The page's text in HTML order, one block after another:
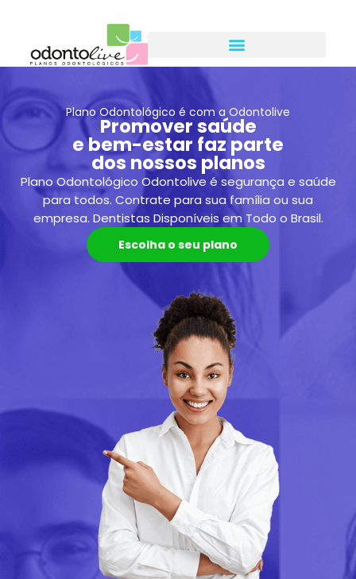
Plano Odontológico é com a Odontolive
Promover saúde
e bem-estar faz parte
dos nossos planos
Plano Odontológico Odontolive é segurança e saúde
para todos. Contrate para sua família ou sua
empresa. Dentistas Disponíveis em Todo o Brasil.
Escolha o seu plano